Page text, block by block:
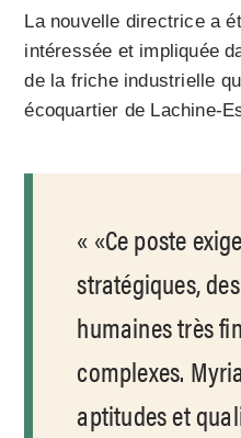
La nouvelle directrice a
intéressée et impliquée
de la friche industrielle
écoquartier de Lachine-
«Ce poste
stratégiques,
humaines très
complexes.
aptitudes et